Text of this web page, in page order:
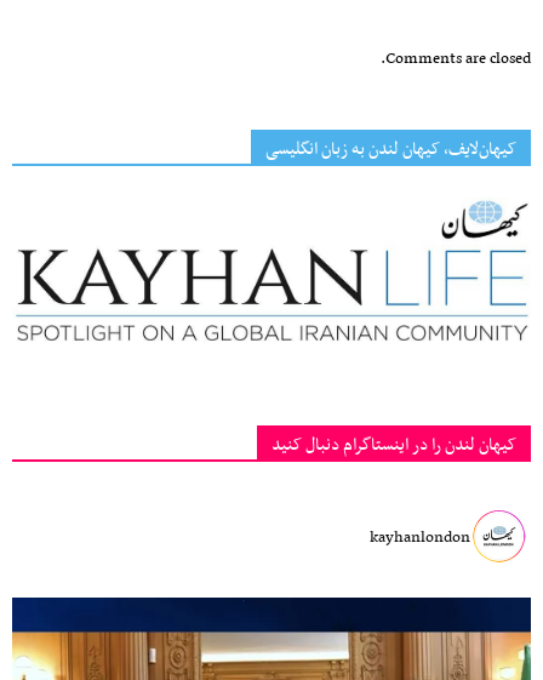
Comments are closed.
کیهان‌لایف، کیهان لندن به زبان انگلیسی
کیهان لندن را در اینستاگرام دنبال کنید
kayhanlondon